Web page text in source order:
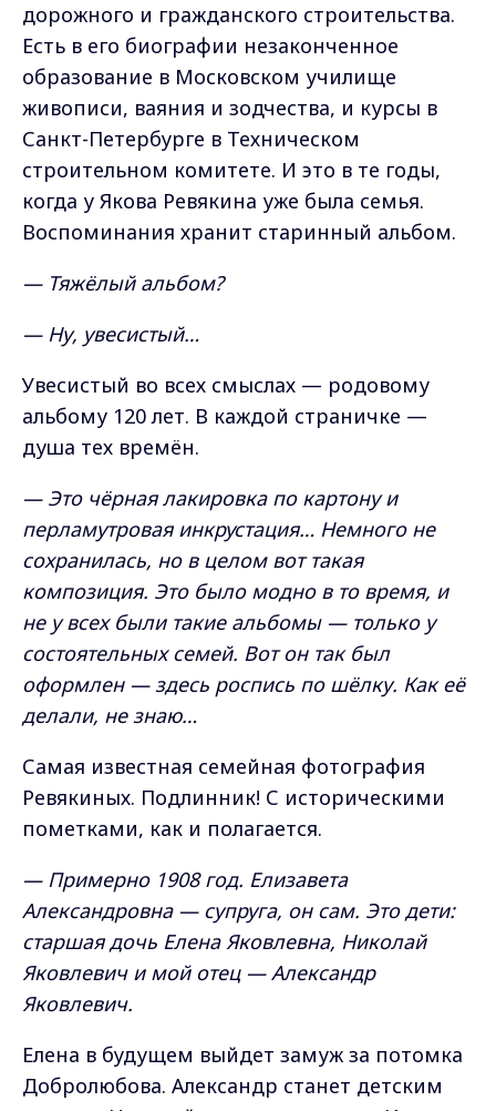
дорожного и гражданского строительства.
Есть в его биографии незаконченное
образование в Московском училище
живописи, ваяния и зодчества, и курсы в
Санкт-Петербурге в Техническом
строительном комитете. И это в те годы,
когда у Якова Ревякина уже была семья.
Воспоминания хранит старинный альбом.
— Тяжёлый альбом?
— Ну, увесистый…
Увесистый во всех смыслах — родовому
альбому 120 лет. В каждой страничке —
душа тех времён.
— Это чёрная лакировка по картону и
перламутровая инкрустация… Немного не
сохранилась, но в целом вот такая
композиция. Это было модно в то время, и
не у всех были такие альбомы — только у
состоятельных семей. Вот он так был
оформлен — здесь роспись по шёлку. Как её
делали, не знаю…
Самая известная семейная фотография
Ревякиных. Подлинник! С историческими
пометками, как и полагается.
— Примерно 1908 год. Елизавета
Александровна — супруга, он сам. Это дети:
старшая дочь Елена Яковлевна, Николай
Яковлевич и мой отец — Александр
Яковлевич.
Елена в будущем выйдет замуж за потомка
Добролюбова. Александр станет детским